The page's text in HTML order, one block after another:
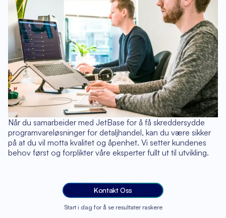
Når du samarbeider med JetBase for å få skreddersydde
programvareløsninger for detaljhandel, kan du være sikker
på at du vil motta kvalitet og åpenhet. Vi setter kundenes
behov først og forplikter våre eksperter fullt ut til utvikling.
Kontakt Oss
Start i dag for å se resultater raskere